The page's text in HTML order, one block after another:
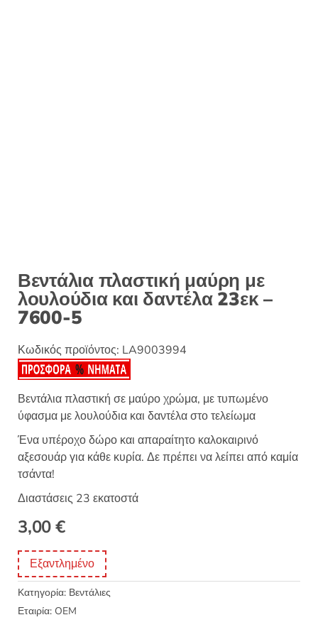
Βεντάλια πλαστική μαύρη με
λουλούδια και δαντέλα 23εκ –
7600-5
Κωδικός προϊόντος: LA9003994
Βεντάλια πλαστική σε μαύρο χρώμα, με τυπωμένο
ύφασμα με λουλούδια και δαντέλα στο τελείωμα
Ένα υπέροχο δώρο και απαραίτητο καλοκαιρινό
αξεσουάρ για κάθε κυρία. Δε πρέπει να λείπει από καμία
τσάντα!
Διαστάσεις 23 εκατοστά
3,00€
Εξαντλημένο
Κατηγορία: Βεντάλιες
Εταιρία: OEM